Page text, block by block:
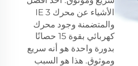
الأشياء عن محرك IE 3
والمتضمنة وجود محرك
كهربائي بقوة 15 حصانًا
بدورة واحدة هو أنه سريع
وموثوق. هذا هو السبب